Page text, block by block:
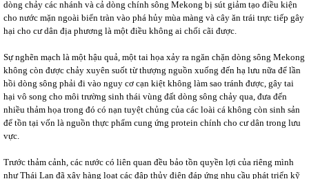
dòng chảy các nhánh và cả dòng chính sông Mekong bị sút giảm tạo điều kiện
cho nước mặn ngoài biển tràn vào phá hủy mùa màng và cây ăn trái trực tiếp gây
hại cho cư dân địa phương là một điều không ai chối cãi được.
Sự nghẽn mạch là một hậu quả, một tai họa xảy ra ngăn chặn dòng sông Mekong
không còn được chảy xuyên suốt từ thượng nguồn xuống đến hạ lưu nữa để lần
hồi dòng sông phải đi vào nguy cơ cạn kiệt không làm sao tránh được, gây tai
hại vô song cho môi trường sinh thái vùng đất dòng sông chảy qua, đưa đến
nhiều thảm họa trong đó có nạn tuyệt chủng của các loài cá không còn sinh sản
để tồn tại vốn là nguồn thực phẩm cung ứng protein chính cho cư dân trong lưu
vực.
Trước thảm cảnh, các nước có liên quan đều bảo tồn quyền lợi của riêng mình
như Thái Lan đã xây hàng loạt các đập thủy điện đáp ứng nhu cầu phát triển kỹ